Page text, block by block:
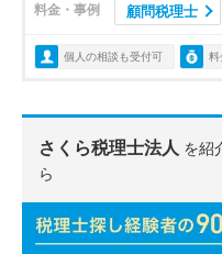
料金・事例 顧問税理士
個人の相談も受付可 料
さくら税理士法人 を紹
ら